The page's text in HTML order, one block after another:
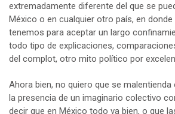
extremadamente diferente del que se
México o en cualquier otro país, en
tenemos para aceptar un largo
todo tipo de explicaciones,
del complot, otro mito político por
Ahora bien, no quiero que se
la presencia de un imaginario colectivo
decir que en México todo va bien, o que